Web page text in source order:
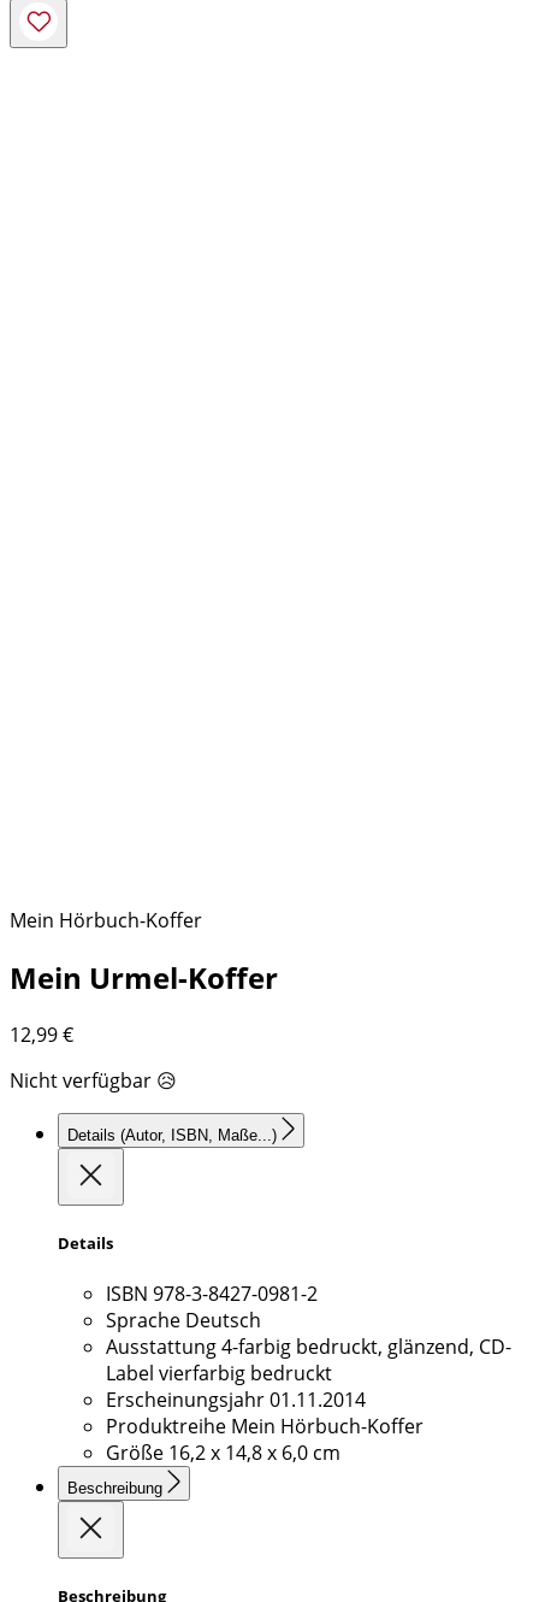
Mein Hörbuch-Koffer
Mein Urmel-Koffer
12,99€
Nicht verfügbar 😥
Details (Autor, ISBN, Maße...)
Details
ISBN 978-3-8427-0981-2
Sprache Deutsch
Ausstattung4-farbig bedruckt, glänzend, CD-
Label vierfarbig bedruckt
Erscheinungsjahr01.11.2014
Produktreihe Mein Hörbuch-Koffer
Größe 16,2 x 14,8 x 6,0 cm
Beschreibung
Beschreibung